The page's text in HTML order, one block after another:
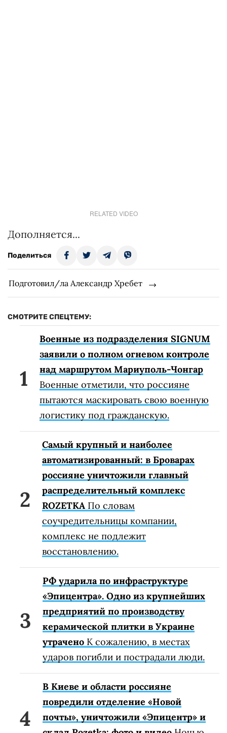
RELATED VIDEO
Дополняется...
Поделиться
Подготовил/ла Александр Хребет
СМОТРИТЕ СПЕЦТЕМУ:
Военные из подразделения SIGNUM
заявили о полном огневом контроле
над маршрутом Мариуполь-Чонгар
Военные отметили, что россияне
пытаются маскировать свою военную
логистику под гражданскую.
Самый крупный и наиболее
автоматизированный: в Броварах
россияне уничтожили главный
распределительный комплекс
ROZETKA По словам
соучредительницы компании,
комплекс не подлежит
восстановлению.
РФ ударила по инфраструктуре
«Эпицентра». Одно из крупнейших
предприятий по производству
керамической плитки в Украине
утрачено К сожалению, в местах
ударов погибли и пострадали люди.
В Киеве и области россияне
повредили отделение «Новой
почты», уничтожили «Эпицентр» и